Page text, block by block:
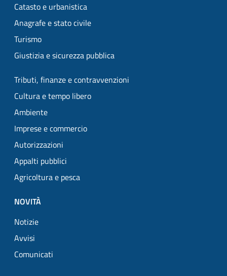
Catasto e urbanistica
Anagrafe e stato civile
Turismo
Giustizia e sicurezza pubblica
Tributi, finanze e contravvenzioni
Cultura e tempo libero
Ambiente
Imprese e commercio
Autorizzazioni
Appalti pubblici
Agricoltura e pesca
NOVITÀ
Notizie
Avvisi
Comunicati